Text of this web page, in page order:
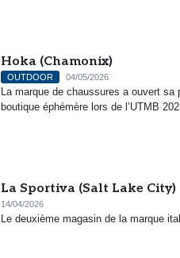
Hoka (Chamonix)
OUTDOOR 04/05/2026
La marque de chaussures a ouvert
boutique éphémère lors de l’UTMB
La Sportiva (Salt Lake City)
14/04/2026
Le deuxième magasin de la marque